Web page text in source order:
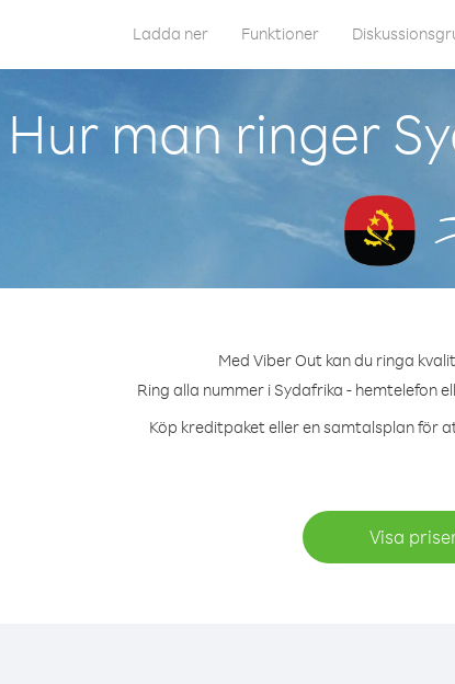
Ladda ner Funktioner
Hur man ringer
Med Viber Out kan du ringa
Ring alla nummer i Sydafrika - hemtelefon
Köp kreditpaket eller en samtalsplan för
Visa